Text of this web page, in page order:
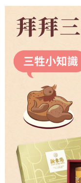
【注意事項】
1.本服務係由「台灣大哥
用戶於交易時，得透過本
2.基於同意付款使用「大
資料（包含姓名、電話或
由本公司與您本人進行分
3.完整用戶服務條款，請
３．收到繳費通知簡訊後
ATM／網路銀行／等多元
※ 請注意：結帳手續完成
購買商品的店家。未經商
※ 交易是否成功請以「
是否繳費成功／繳費後需
客戶支援中心」https://
【注意事項】
１．透過由恩沛科技股份
易，需依本服務之必要範
權轉讓予恩沛科技股份有
２．關於個人資料處理事
３．未成年的使用者請事
「AFTEE先享後付」，若
任。
４．使用「AFTEE先享
時審查核予不同之上限額
每筆NT$100，滿